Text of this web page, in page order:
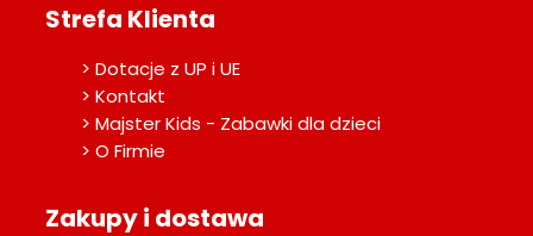
Strefa Klienta
> Dotacje z UP i UE
> Kontakt
> Majster Kids - Zabawki dla dzieci
> O Firmie
Zakupy i dostawa